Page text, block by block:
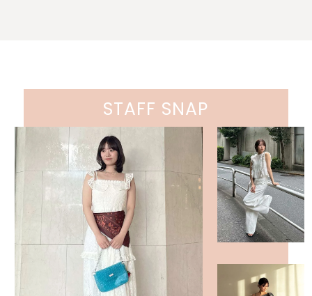
STAFF SNAP